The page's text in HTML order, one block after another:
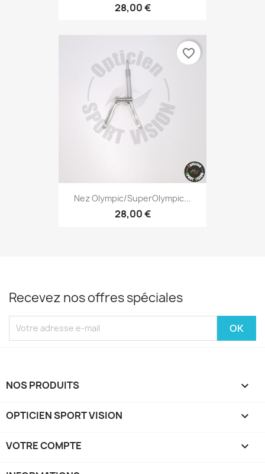
28,00 €
Nez Olympic/SuperOlympic...
28,00 €
favorite_border
Recevez nos offres spéciales
NOS PRODUITS 
OPTICIEN SPORT VISION 
VOTRE COMPTE 